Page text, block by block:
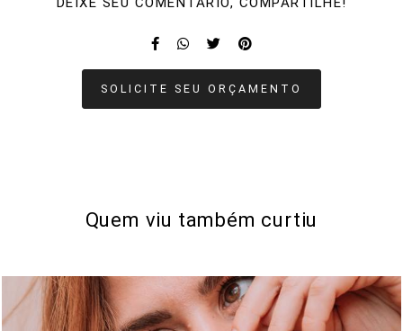
SOLICITE SEU ORÇAMENTO
Quem viu também curtiu